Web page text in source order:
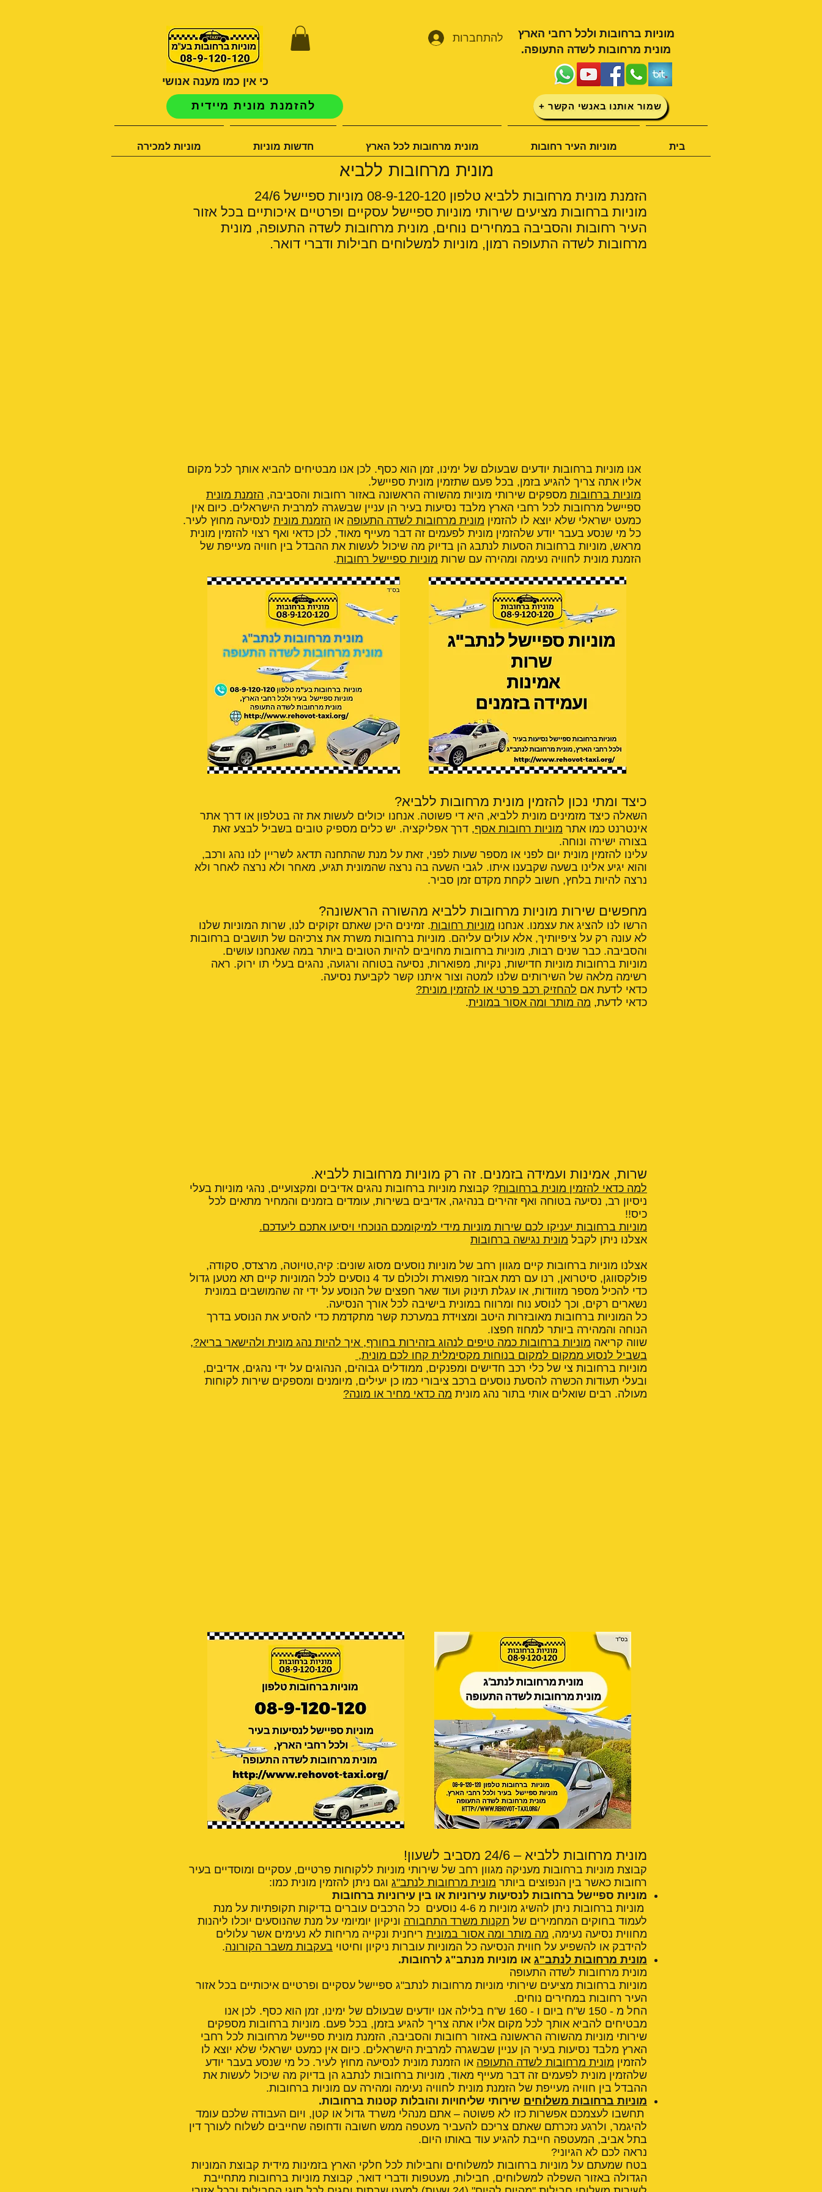
להתחברות
כי אין כמו מענה אנושי
מוניות ברחובות ולכל רחבי הארץ
מונית מרחובות לשדה התעופה.
שמור אותנו באנשי הקשר + להזמנת מונית מיידית
בית מוניות העיר רחובות מונית מרחובות לכל הארץ חדשות מוניות מוניות למכירה
מונית מרחובות ללביא
הזמנת מונית מרחובות ללביא טלפון 08-9-120-120 מוניות ספיישל 24/6
מוניות ברחובות מציעים שירותי מוניות ספיישל עסקיים ופרטיים איכותיים בכל אזור
העיר רחובות והסביבה במחירים נוחים, מונית מרחובות לשדה התעופה, מונית
מרחובות לשדה התעופה רמון, מוניות למשלוחים חבילות ודברי דואר.
אנו מוניות ברחובות יודעים שבעולם של ימינו, זמן הוא כסף. לכן אנו מבטיחים להביא אותך לכל מקום
אליו אתה צריך להגיע בזמן, בכל פעם שתזמין מונית ספיישל.
מוניות ברחובות מספקים שירותי מוניות מהשורה הראשונה באזור רחובות והסביבה, הזמנת מונית
ספיישל מרחובות לכל רחבי הארץ מלבד נסיעות בעיר הן עניין שבשגרה למרבית הישראלים. כיום אין
כמעט ישראלי שלא יוצא לו להזמין מונית מרחובות לשדה התעופה או הזמנת מונית לנסיעה מחוץ לעיר.
כל מי שנסע בעבר יודע שלהזמין מונית לפעמים זה דבר מעייף מאוד, לכן כדאי ואף רצוי להזמין מונית
מראש, מוניות ברחובות הסעות לנתבג הן בדיוק מה שיכול לעשות את ההבדל בין חוויה מעייפת של
הזמנת מונית לחוויה נעימה ומהירה עם שרות מוניות ספיישל רחובות.
כיצד ומתי נכון להזמין מונית מרחובות ללביא?
השאלה כיצד מזמינים מונית ללביא, היא די פשוטה. אנחנו יכולים לעשות את זה בטלפון או דרך אתר
אינטרנט כמו אתר מוניות רחובות אסף, דרך אפליקציה. יש כלים מספיק טובים בשביל לבצע זאת
בצורה ישירה ונוחה.
עלינו להזמין מונית יום לפני או מספר שעות לפני, זאת על מנת שהתחנה תדאג לשריין לנו נהג ורכב,
והוא יגיע אלינו בשעה שקבענו איתו. לגבי השעה בה נרצה שהמונית תגיע, מאחר ולא נרצה לאחר ולא
נרצה להיות בלחץ, חשוב לקחת מקדם זמן סביר.
מחפשים שירות מוניות מרחובות ללביא מהשורה הראשונה?
הרשו לנו להציג את עצמנו. אנחנו מוניות רחובות. זמינים היכן שאתם זקוקים לנו, שרות המוניות שלנו
לא עונה רק על ציפיותיך, אלא עולים עליהם. מוניות ברחובות משרת את צרכיהם של תושבים ברחובות
והסביבה. כבר שנים רבות, מוניות ברחובות מחויבים להיות הטובים ביותר במה שאנחנו עושים.
מוניות ברחובות מוניות חדישות, נקיות, מפוארות, נסיעה בטוחה ורגועה, נהגים בעלי תו ירוק. ראה
רשימה מלאה של השירותים שלנו למטה וצור איתנו קשר לקביעת נסיעה.
כדאי לדעת אם להחזיק רכב פרטי או להזמין מונית?
כדאי לדעת, מה מותר ומה אסור במונית.
שרות, אמינות ועמידה בזמנים. זה רק מוניות מרחובות ללביא.
למה כדאי להזמין מונית ברחובות? קבוצת מוניות ברחובות נהגים אדיבים ומקצועיים, נהגי מוניות בעלי
ניסיון רב, נסיעה בטוחה ואף זהירים בנהיגה, אדיבים בשירות, עומדים בזמנים והמחיר מתאים לכל
כיס!!
מוניות ברחובות יעניקו לכם שירות מוניות מידי למיקומכם הנוכחי ויסיעו אתכם ליעדכם.
אצלנו ניתן לקבל מונית נגישה ברחובות
אצלנו מוניות ברחובות קיים מגוון רחב של מוניות נוסעים מסוג שונים: קיה,טויוטה, מרצדס, סקודה,
פולקסווגן, סיטרואן, רנו עם רמת אבזור מפוארת ולכולם עד 4 נוסעים לכל המוניות קיים תא מטען גדול
כדי להכיל מספר מזוודות, או עגלת תינוק ועוד שאר חפצים של הנוסע על ידי זה שהמושבים במונית
נשארים רקים, וכך לנוסע נוח ומרווח במונית בישיבה לכל אורך הנסיעה.
כל המוניות ברחובות מאובזרות היטב ומצוידת במערכת קשר מתקדמת כדי להסיע את הנוסע בדרך
הנוחה והמהירה ביותר למחוז חפצו.
שווה קריאה מוניות ברחובות כמה טיפים לנהוג בזהירות בחורף, איך להיות נהג מונית ולהישאר בריא?,
בשביל לנסוע ממקום למקום בנוחות מקסימלית קחו לכם מונית,
מוניות ברחובות צי של כלי רכב חדישים ומפנקים, ממודלים גבוהים, הנהוגים על ידי נהגים, אדיבים,
ובעלי תעודות הכשרה להסעת נוסעים ברכב ציבורי כמו כן יעילים, מיומנים ומספקים שירות לקוחות
מעולה. רבים שואלים אותי בתור נהג מונית מה כדאי מחיר או מונה?
מונית מרחובות ללביא – 24/6 מסביב לשעון!
קבוצת מוניות ברחובות מעניקה מגוון רחב של שירותי מוניות ללקוחות פרטיים, עסקיים ומוסדיים בעיר
רחובות כאשר בין הנפוצים ביותר מונית מרחובות לנתב"ג וגם ניתן להזמין מונית כמו:
מוניות ספיישל ברחובות לנסיעות עירוניות או בין עירוניות ברחובות
מוניות ברחובות ניתן להשיג מוניות מ 4-6 נוסעים כל הרכבים עוברים בדיקות תקופתיות על מנת
לעמוד בחוקים המחמירים של תקנות משרד התחבורה וניקיון יומיומי על מנת שהנוסעים יוכלו ליהנות
מחווית נסיעה נעימה, מה מותר ומה אסור במונית ריחנית ונקייה מריחות לא נעימים אשר עלולים
להידבק או להשפיע על חווית הנסיעה כל המוניות עוברות ניקיון וחיטוי בעקבות משבר הקורונה.
מונית מרחובות לנתב"ג או מוניות מנתב"ג לרחובות.
מונית מרחובות לשדה התעופה
מוניות ברחובות מציעים שירותי מוניות מרחובות לנתב"ג ספיישל עסקיים ופרטיים איכותיים בכל אזור
העיר רחובות במחירים נוחים.
החל מ - 150 ש"ח ביום ו - 160 ש"ח בלילה אנו יודעים שבעולם של ימינו, זמן הוא כסף. לכן אנו
מבטיחים להביא אותך לכל מקום אליו אתה צריך להגיע בזמן, בכל פעם. מוניות ברחובות מספקים
שירותי מוניות מהשורה הראשונה באזור רחובות והסביבה, הזמנת מונית ספיישל מרחובות לכל רחבי
הארץ מלבד נסיעות בעיר הן עניין שבשגרה למרבית הישראלים. כיום אין כמעט ישראלי שלא יוצא לו
להזמין מונית מרחובות לשדה התעופה או הזמנת מונית לנסיעה מחוץ לעיר. כל מי שנסע בעבר יודע
שלהזמין מונית לפעמים זה דבר מעייף מאוד, מוניות ברחובות לנתבג הן בדיוק מה שיכול לעשות את
ההבדל בין חוויה מעייפת של הזמנת מונית לחוויה נעימה ומהירה עם מוניות ברחובות.
מוניות ברחובות משלוחים שירותי שליחויות והובלות קטנות ברחובות.
תחשבו לעצמכם אפשרות כזו לא פשוטה – אתם מנהלי משרד גדול או קטן, ויום העבודה שלכם עומד
להיגמר, ולרגע נזכרתם שאתם צריכם להעביר מעטפה ממש חשובה ודחופה שחייבים לשלוח לעורך דין
בתל אביב, המעטפה חייבת להגיע עוד באותו היום.
נראה לכם לא הגיוני?
בטח שמעתם על מוניות ברחובות למשלוחים וחבילות לכל חלקי הארץ בזמינות מידית קבוצת המוניות
הגדולה באזור השפלה למשלוחים, חבילות, מעטפות ודברי דואר, קבוצת מוניות ברחובות מתחייבת